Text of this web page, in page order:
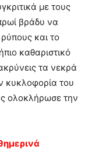
με τους
βράδυ να
και το
καθαριστικό
τα νεκρά
κυκλοφορία του
ολοκλήρωσε την